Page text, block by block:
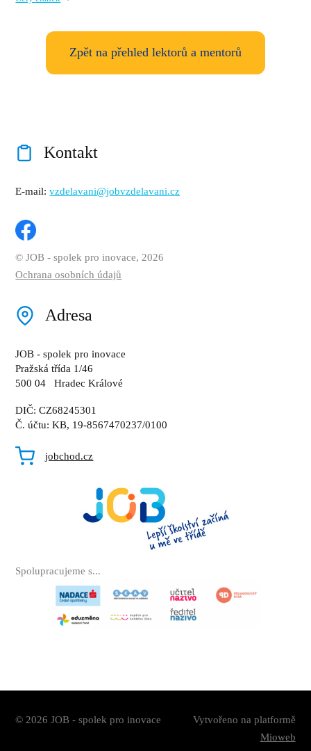
Zpět na přehled lektorů a mentorů
Kontakt
E-mail:vzdelavani@jobvzdelavani.cz
© JOB - spolek pro inovace, 2026
Ochrana osobních údajů
Adresa
JOB - spolek pro inovace
Pražská třída 1/46
500 04 Hradec Králové
DIČ: CZ68245301
Č. účtu: KB, 19-8567470237/0100
jobchod.cz
Spolupracujeme s...
© 2026 JOB - spolek pro inovace
Vytvořeno na platformě
Mioweb